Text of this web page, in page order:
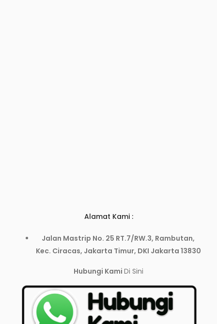
Alamat Kami :
Jalan Mastrip No. 25 RT.7/RW.3, Rambutan,
Kec. Ciracas, Jakarta Timur, DKI Jakarta 13830
Hubungi Kami Di Sini